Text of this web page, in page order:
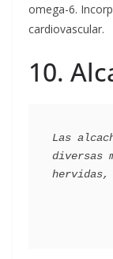
omega-6.
cardiovascular.
10.
Las
diversas